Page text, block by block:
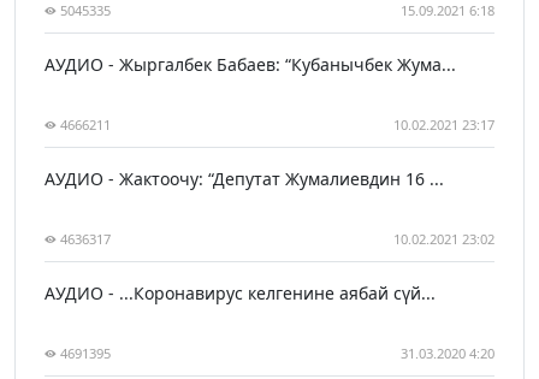
5045335 15.09.2021 6:18
АУДИО - Жыргалбек Бабаев: “Кубанычбек Жума...
4666211 10.02.2021 23:17
АУДИО - Жактоочу: “Депутат Жумалиевдин 16 ...
4636317 10.02.2021 23:02
АУДИО - ...Коронавирус келгенине аябай сүй...
4691395 31.03.2020 4:20